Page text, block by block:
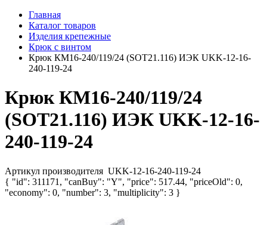
Главная
Каталог товаров
Изделия крепежные
Крюк с винтом
Крюк КМ16-240/119/24 (SOT21.116) ИЭК UKK-12-16-
240-119-24
Крюк КМ16-240/119/24
(SOT21.116) ИЭК UKK-12-16-
240-119-24
Артикул производителя UKK-12-16-240-119-24
{ "id": 311171, "canBuy": "Y", "price": 517.44, "priceOld": 0,
"economy": 0, "number": 3, "multiplicity": 3 }